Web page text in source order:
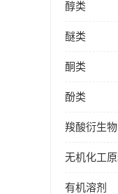
醇类
醚类
酮类
酚类
羧酸衍生物
无机化工
有机溶剂